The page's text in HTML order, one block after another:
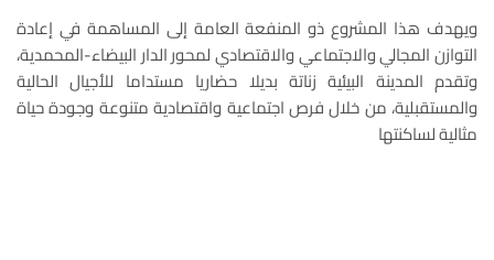
ويهدف هذا المشروع ذو المنفعة العامة إلى المساهمة في إعادة
التوازن المجالي والاجتماعي والاقتصادي لمحور الدار البيضاء-المحمدية،
وتقدم المدينة البيئية زناتة بديلا حضاريا مستداما للأجيال الحالية
والمستقبلية، من خلال فرص اجتماعية واقتصادية متنوعة وجودة حياة
مثالية لساكنتها